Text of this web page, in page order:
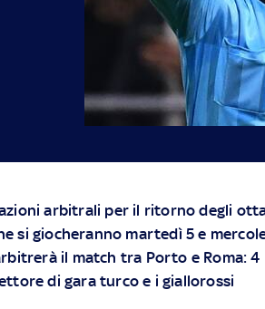
arbitrali per il ritorno degli
si giocheranno martedì 5 e
il match tra Porto e Roma: 4
di gara turco e i giallorossi